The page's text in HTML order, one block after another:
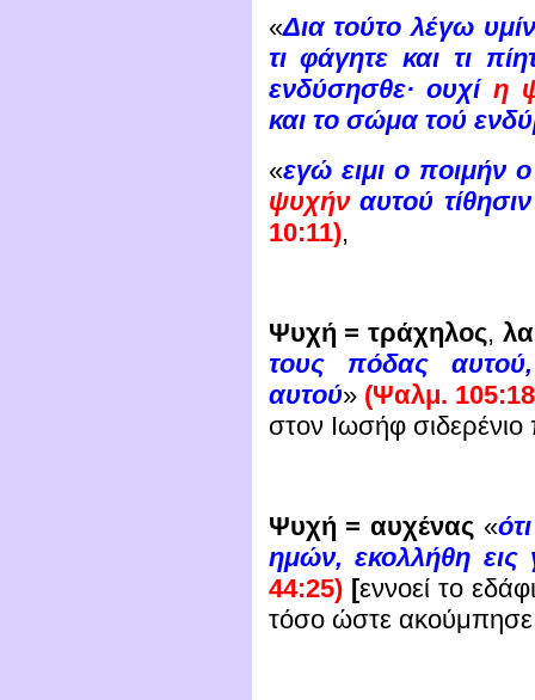
«Δια τούτο λέγω
τι φάγητε και τι
ενδύσησθε· ουχί η
και το σώμα τού
«εγώ ειμι ο ποιμήν
ψυχήναυτού
10:11),
Ψυχή = τράχηλος,
τους πόδας
αυτού» (Ψαλμ.
στον Ιωσήφ σιδερένιο
Ψυχή = αυχένας «
ημών, εκολλήθη
44:25) [εννοεί το
τόσο ώστε